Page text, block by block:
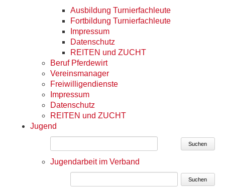
Ausbildung Turnierfachleute
Fortbildung Turnierfachleute
Impressum
Datenschutz
REITEN und ZUCHT
Beruf Pferdewirt
Vereinsmanager
Freiwilligendienste
Impressum
Datenschutz
REITEN und ZUCHT
Jugend
Suchen
Jugendarbeit im Verband
Suchen